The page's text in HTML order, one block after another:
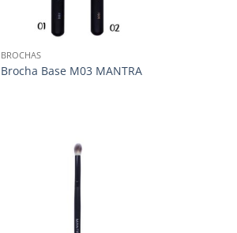
BROCHAS
Brocha Base M03 MANTRA